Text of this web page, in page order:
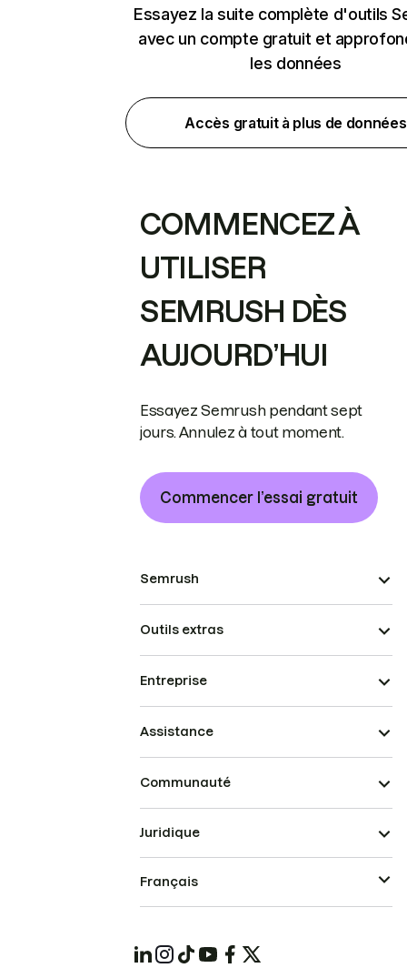
Essayez la suite complète d'outils
avec un compte gratuit et
les données
Accès gratuit à plus de données
COMMENCEZ À
UTILISER
SEMRUSH DÈS
AUJOURD’HUI
Essayez Semrush pendant sept
jours. Annulez à tout moment.
Commencer l’essai gratuit
Semrush
Outils extras
Entreprise
Assistance
Communauté
Juridique
Français